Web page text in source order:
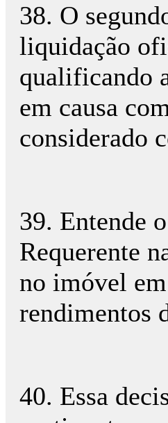
38. O
liquidação
qualificando
em causa
considerado
39. Entende
Requerente
no imóvel
rendimentos
40. Essa